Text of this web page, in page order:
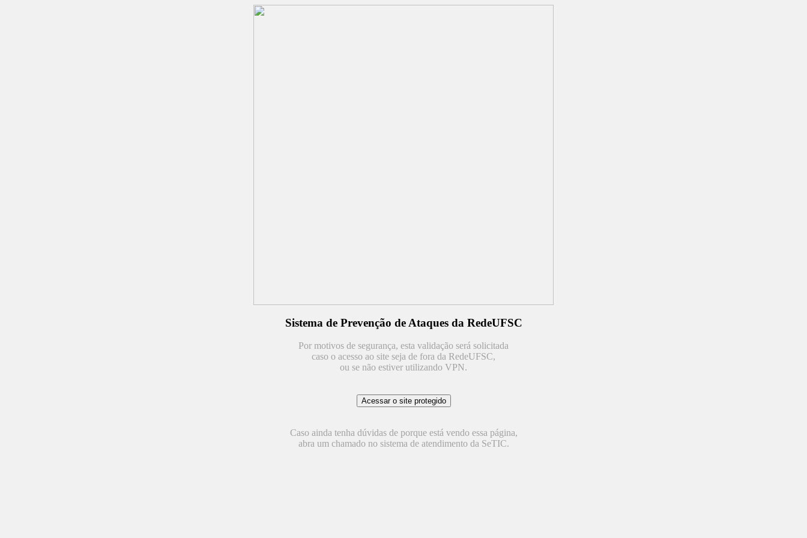
Sistema de Prevenção de Ataques da RedeUFSC
Por motivos de segurança, esta validação será solicitada
caso o acesso ao site seja de fora da RedeUFSC,
ou se não estiver utilizando VPN.
Caso ainda tenha dúvidas de porque está vendo essa página,
abra um chamado no sistema de atendimento da SeTIC.